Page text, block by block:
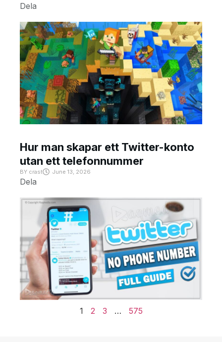
Dela
Hur man skapar ett Twitter-konto
utan ett telefonnummer
BY crast June 13, 2026
Dela
1 2 3 … 575